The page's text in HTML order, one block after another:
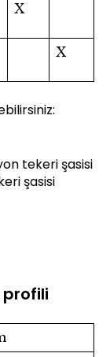
X
X
tekeri şasisi
şasisi